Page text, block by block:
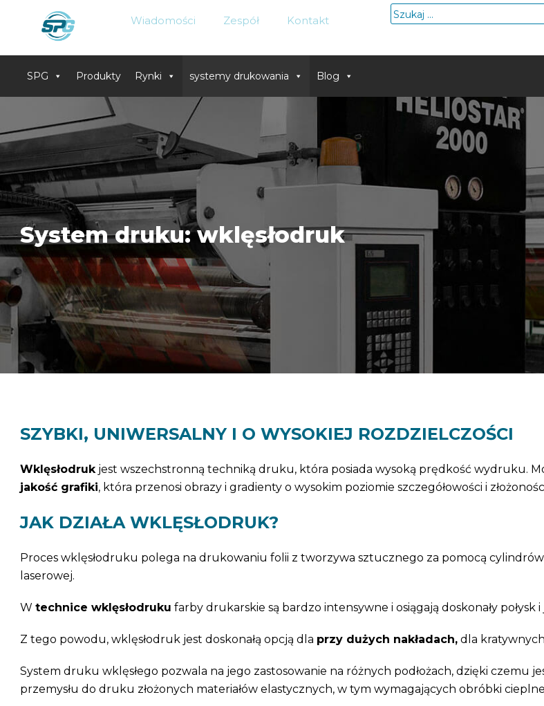
content
Wiadomości Zespół Kontakt
Szukaj:
SPG Produkty Rynki systemy drukowania Blog
System druku: wklęsłodruk
SZYBKI, UNIWERSALNY I O WYSOKIEJ ROZDZIELCZOŚCI
Wklęsłodrukjest wszechstronną techniką druku, która posiada wysoką prędkość wydruku.
jakość grafiki, która przenosi obrazy i gradienty o wysokim poziomie szczegółowości i
JAK DZIAŁA WKLĘSŁODRUK?
Proces wklęsłodruku polega na drukowaniu folii z tworzywa sztucznego za pomocą
laserowej.
W technice wklęsłodruku farby drukarskie są bardzo intensywne i osiągają doskonały
Z tego powodu, wklęsłodruk jest doskonałą opcją dla przy dużych nakładach,dla kratywnych
System druku wklęsłego pozwala na jego zastosowanie na różnych podłożach, dzięki czemu
przemysłu do druku złożonych materiałów elastycznych, w tym wymagających obróbki